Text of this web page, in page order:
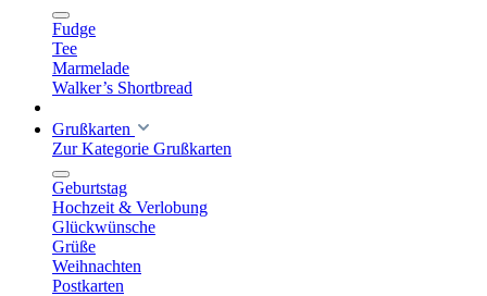
Fudge
Tee
Marmelade
Walker’s Shortbread
Grußkarten
Zur Kategorie Grußkarten
Geburtstag
Hochzeit & Verlobung
Glückwünsche
Grüße
Weihnachten
Postkarten